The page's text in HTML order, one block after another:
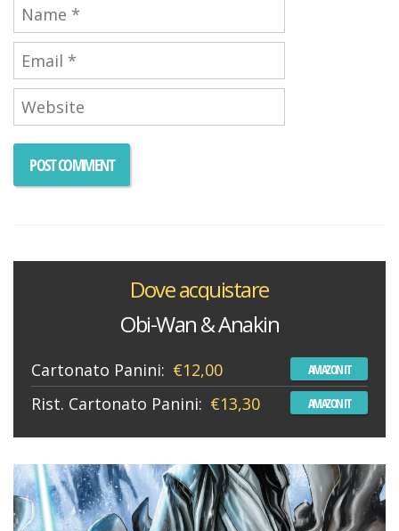
Dove acquistare
Obi-Wan & Anakin
Cartonato Panini: €12,00 AMAZON IT
Rist. Cartonato Panini: €13,30 AMAZON IT